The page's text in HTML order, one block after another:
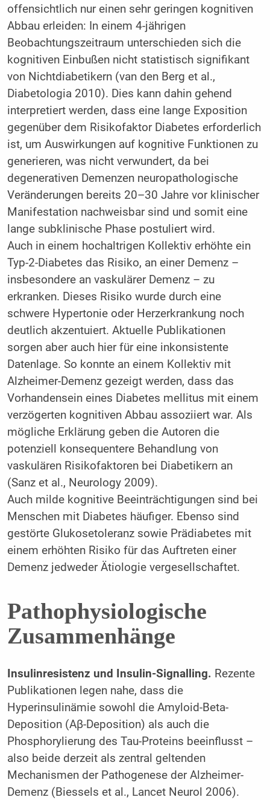
offensichtlich nur einen sehr geringen kognitiven
Abbau erleiden: In einem 4-jährigen
Beobachtungszeitraum unterschieden sich die
kognitiven Einbußen nicht statistisch signifikant
von Nichtdiabetikern (van den Berg et al.,
Diabetologia 2010). Dies kann dahin gehend
interpretiert werden, dass eine lange Exposition
gegenüber dem Risikofaktor Diabetes erforderlich
ist, um Auswirkungen auf kognitive Funktionen zu
generieren, was nicht verwundert, da bei
degenerativen Demenzen neuropathologische
Veränderungen bereits 20–30 Jahre vor klinischer
Manifestation nachweisbar sind und somit eine
lange subklinische Phase postuliert wird.
Auch in einem hochaltrigen Kollektiv erhöhte ein
Typ-2-Diabetes das Risiko, an einer Demenz –
insbesondere an vaskulärer Demenz – zu
erkranken. Dieses Risiko wurde durch eine
schwere Hypertonie oder Herzerkrankung noch
deutlich akzentuiert. Aktuelle Publikationen
sorgen aber auch hier für eine inkonsistente
Datenlage. So konnte an einem Kollektiv mit
Alzheimer-Demenz gezeigt werden, dass das
Vorhandensein eines Diabetes mellitus mit einem
verzögerten kognitiven Abbau assoziiert war. Als
mögliche Erklärung geben die Autoren die
potenziell konsequentere Behandlung von
vaskulären Risikofaktoren bei Diabetikern an
(Sanz et al., Neurology 2009).
Auch milde kognitive Beeinträchtigungen sind bei
Menschen mit Diabetes häufiger. Ebenso sind
gestörte Glukosetoleranz sowie Prädiabetes mit
einem erhöhten Risiko für das Auftreten einer
Demenz jedweder Ätiologie vergesellschaftet.
Pathophysiologische
Zusammenhänge
Insulinresistenz und Insulin-Signalling. Rezente
Publikationen legen nahe, dass die
Hyperinsulinämie sowohl die Amyloid-Beta-
Deposition (Aβ-Deposition) als auch die
Phosphorylierung des Tau-Proteins beeinflusst –
also beide derzeit als zentral geltenden
Mechanismen der Pathogenese der Alzheimer-
Demenz (Biessels et al., Lancet Neurol 2006).